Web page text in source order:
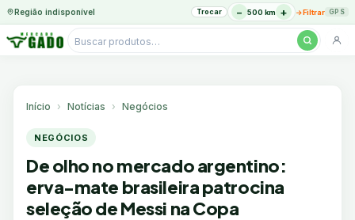
Região indisponível Trocar − 500 km + →Filtrar GPS
Pesquisar
Início Notícias Negócios
NEGÓCIOS
De olho no mercado argentino:
erva-mate brasileira patrocina
seleção de Messi na Copa